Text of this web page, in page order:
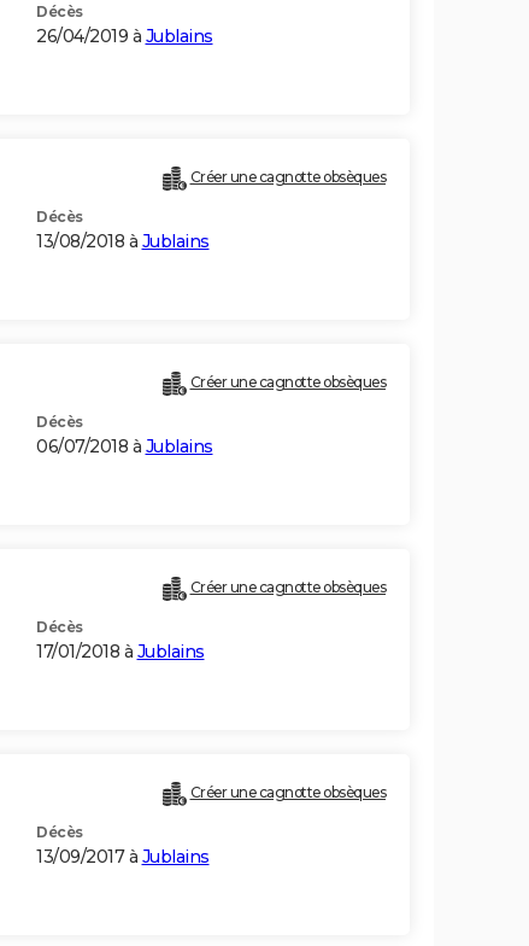
Décès
26/04/2019 à Jublains
Créer une cagnotte obsèques
Décès
13/08/2018 à Jublains
Créer une cagnotte obsèques
Décès
06/07/2018 à Jublains
Créer une cagnotte obsèques
Décès
17/01/2018 à Jublains
Créer une cagnotte obsèques
Décès
13/09/2017 à Jublains